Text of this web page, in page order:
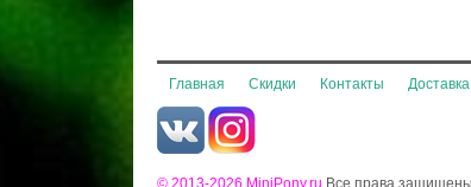
Главная Скидки Контакты
© 2013-2026 MiniPony.ru Все права защищены